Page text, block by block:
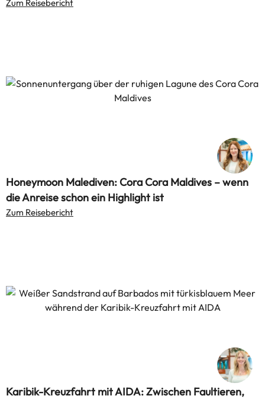
Zum Reisebericht
Honeymoon Malediven: Cora Cora Maldives – wenn
die Anreise schon ein Highlight ist
Zum Reisebericht
Karibik-Kreuzfahrt mit AIDA: Zwischen Faultieren,